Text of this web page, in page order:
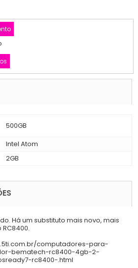
500GB
Intel Atom
2GB
Há um substituto mais novo, mais
computadores-para-
bematech-rc8400-4gb-2-
rc8400-.html